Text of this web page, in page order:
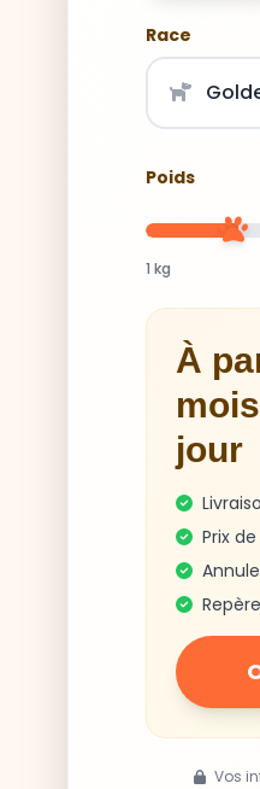
Race
Poids
1 kg
À
jour
Prix
Vos